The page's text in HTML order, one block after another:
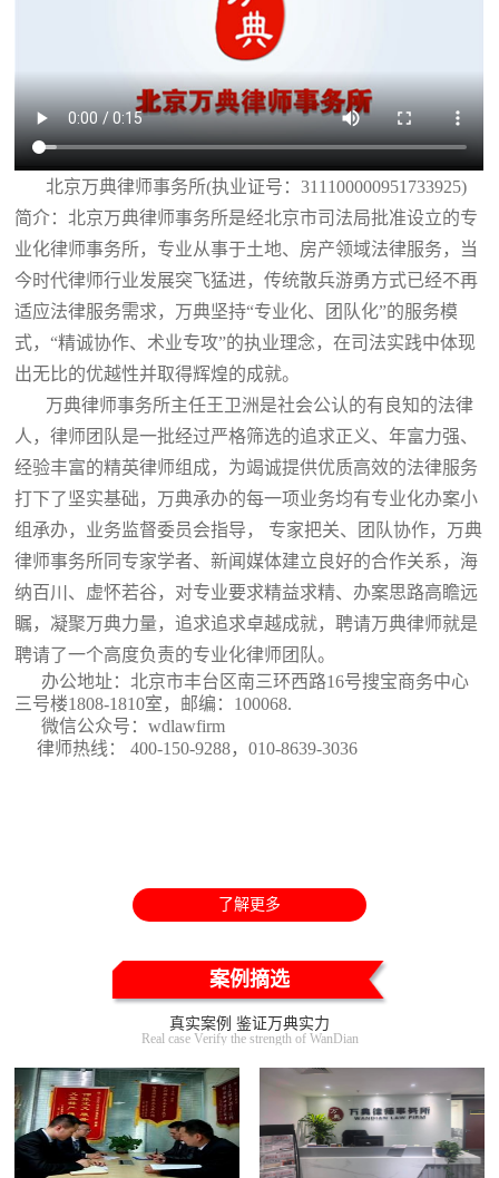
北京万典律师事务所(执业证号：311100000951733925)
简介：北京万典律师事务所是经北京市司法局批准设立的专
业化律师事务所，专业从事于土地、房产领域法律服务，当
今时代律师行业发展突飞猛进，传统散兵游勇方式已经不再
适应法律服务需求，万典坚持“专业化、团队化”的服务模
式，“精诚协作、术业专攻”的执业理念，在司法实践中体现
出无比的优越性并取得辉煌的成就。
万典律师事务所主任王卫洲是社会公认的有良知的法律
人，律师团队是一批经过严格筛选的追求正义、年富力强、
经验丰富的精英律师组成，为竭诚提供优质高效的法律服务
打下了坚实基础，万典承办的每一项业务均有专业化办案小
组承办，业务监督委员会指导， 专家把关、团队协作，万典
律师事务所同专家学者、新闻媒体建立良好的合作关系，海
纳百川、虚怀若谷，对专业要求精益求精、办案思路高瞻远
瞩，凝聚万典力量，追求追求卓越成就，聘请万典律师就是
聘请了一个高度负责的专业化律师团队。
办公地址：北京市丰台区南三环西路16号搜宝商务中心
三号楼1808-1810室 ，邮编：100068.
微信公众号：wdlawfirm
律师热线： 400-150-9288，010-8639-3036
了解更多
案例摘选
真实案例 鉴证万典实力
Real case Verify the strength of WanDian